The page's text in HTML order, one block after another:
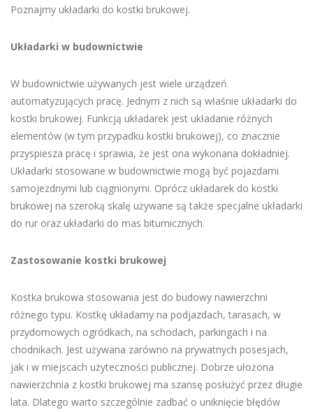
Poznajmy układarki do kostki brukowej.
Układarki w budownictwie
W budownictwie używanych jest wiele urządzeń
automatyzujących pracę. Jednym z nich są właśnie układarki do
kostki brukowej. Funkcją układarek jest układanie różnych
elementów (w tym przypadku kostki brukowej), co znacznie
przyspiesza pracę i sprawia, że jest ona wykonana dokładniej.
Układarki stosowane w budownictwie mogą być pojazdami
samojezdnymi lub ciągnionymi. Oprócz układarek do kostki
brukowej na szeroką skalę używane są także specjalne układarki
do rur oraz układarki do mas bitumicznych.
Zastosowanie kostki brukowej
Kostka brukowa stosowania jest do budowy nawierzchni
różnego typu. Kostkę układamy na podjazdach, tarasach, w
przydomowych ogródkach, na schodach, parkingach i na
chodnikach. Jest używana zarówno na prywatnych posesjach,
jak i w miejscach użyteczności publicznej. Dobrze ułożona
nawierzchnia z kostki brukowej ma szansę posłużyć przez długie
lata. Dlatego warto szczególnie zadbać o uniknięcie błędów